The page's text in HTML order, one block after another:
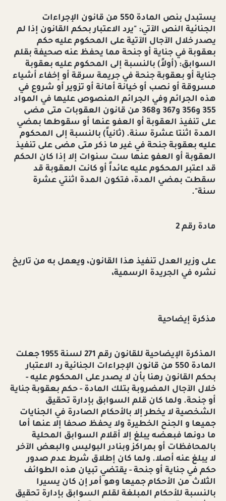
يستبدل بنص المادة 550 من قانون الإجراءات
الجنائية النص الآتي: "يرد الاعتبار بحكم القانون إذا لم
يصدر خلال الآجال الآتية على المحكوم عليه حكم
بعقوبة في جناية أو جنحة مما يحفظ عنه صحيفة بقلم
السوابق: (أولاً) بالنسبة إلى المحكوم عليه بعقوبة
جناية أو بعقوبة جنحة في جريمة سرقة أو إخفاء أشياء
مسروقة أو نصب أو خيانة أمانة أو تزوير أو شروع في
هذه الجرائم وفي الجرائم المنصوص عليها في المواد
355 و356 و367 و368 من قانون العقوبات متى مضى
على تنفيذ العقوبة أو العفو عنها أو سقوطها بمضي
المدة اثنتا عشرة سنة. (ثانياً) بالنسبة إلى المحكوم
عليه بعقوبة جنحة في غير ما ذكر متى مضى على تنفيذ
العقوبة أو العفو عنها ست سنوات إلا إذا كان الحكم
قد اعتبر المحكوم عليه عائداً أو كانت العقوبة قد
سقطت بمضي المدة، فتكون المدة اثنتي عشرة
سنة".
مادة رقم 2
على وزير العدل تنفيذ هذا القانون، ويعمل به من تاريخ
نشره في الجريدة الرسمية،
مذكرة إيضاحية
المذكرة الإيضاحية للقانون رقم 271 لسنة 1955 جعلت
المادة 550 من قانون الإجراءات الجنائية رد الاعتبار
بحكم القانون رهنا بأن لا يصدر على المحكوم عليه -
خلال الآجال المضروبة بتلك المادة - حكم بعقوبة جناية
أو جنحة. ولما كان قلم السوابق بإدارة تحقيق
الشخصية لا يخطر إلا بالأحكام الصادرة في الجنايات
جميعا و الجنح الخطيرة ولا يحفظ صحفا إلا عنها أما
ما دونها فبعضه يبلغ إلا أقلام السوابق المحلية
بالمحافظات أو بمراكز وبنادر البوليس والبعض الآخر
لا يبلغ عنه أصلا. ولما كان إطلاق شرط عدم صدور
حكم في جناية أو جنحة - يقتضي تبيان هذه الطوائف
الثلاث من الأحكام جميعا وهو أمر إن كان يسيرا
بالنسبة للأحكام المبلغة لقلم السوابق بإدارة تحقيق